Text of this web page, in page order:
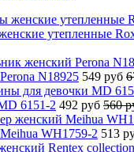
утепленные
N18925 549 руб
6151-2 492 руб 560
WH1759-2 513